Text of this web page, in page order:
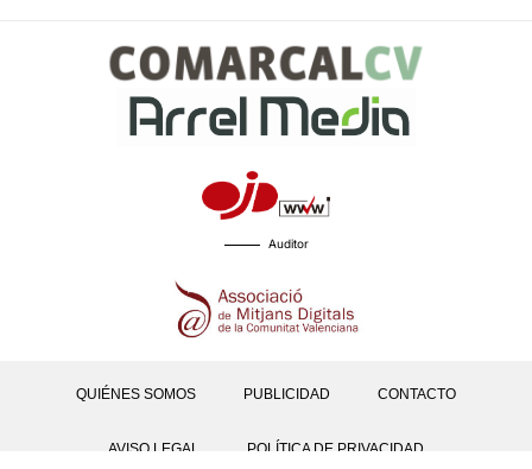
Auditor
QUIÉNES SOMOS PUBLICIDAD CONTACTO
AVISO LEGAL POLÍTICA DE PRIVACIDAD